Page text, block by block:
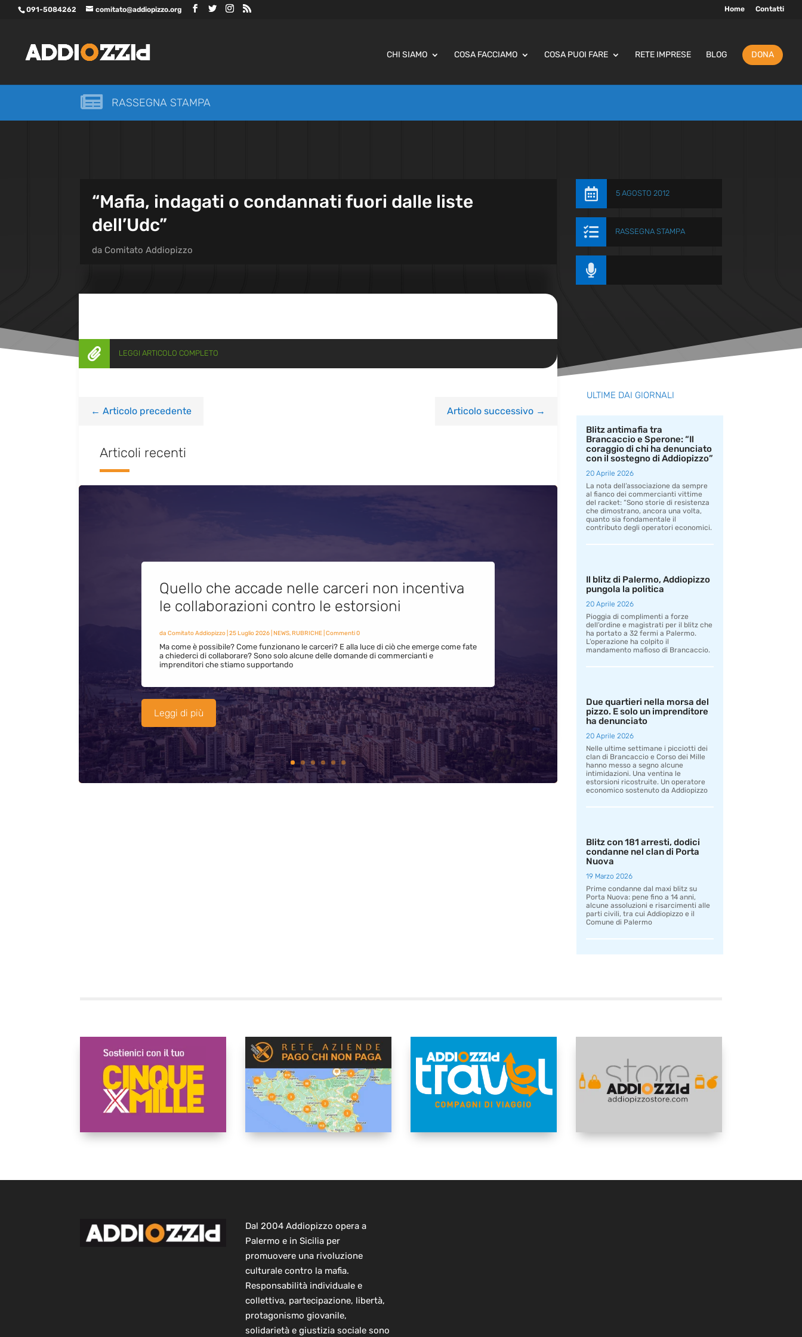
091-5084262 comitato@addiopizzo.org Home Contatti
CHI SIAMO COSA FACCIAMO COSA PUOI FARE RETE IMPRESE BLOG DONA
 RASSEGNA STAMPA
“Mafia, indagati o condannati fuori dalle liste
dell’Udc”
da Comitato Addiopizzo
 5 AGOSTO 2012
 RASSEGNA STAMPA

 LEGGI ARTICOLO COMPLETO
← Articolo precedente Articolo successivo→
Articoli recenti
Quello che accade nelle carceri non incentiva
le collaborazioni contro le estorsioni
da Comitato Addiopizzo| 25 Luglio 2026| NEWS,RUBRICHE| Commenti 0
Ma come è possibile? Come funzionano le carceri? E alla luce di ciò che emerge come fate
a chiederci di collaborare? Sono solo alcune delle domande di commercianti e
imprenditori che stiamo supportando
Leggi di più
ULTIME DAI GIORNALI
Blitz antimafia tra
Brancaccio e Sperone: “Il
coraggio di chi ha denunciato
con il sostegno di Addiopizzo”
20 Aprile 2026
La nota dell’associazione da sempre
al fianco dei commercianti vittime
del racket: “Sono storie di resistenza
che dimostrano, ancora una volta,
quanto sia fondamentale il
contributo degli operatori economici.
Il blitz di Palermo, Addiopizzo
pungola la politica
20 Aprile 2026
Pioggia di complimenti a forze
dell’ordine e magistrati per il blitz che
ha portato a 32 fermi a Palermo.
L’operazione ha colpito il
mandamento mafioso di Brancaccio.
Due quartieri nella morsa del
pizzo. E solo un imprenditore
ha denunciato
20 Aprile 2026
Nelle ultime settimane i picciotti dei
clan di Brancaccio e Corso dei Mille
hanno messo a segno alcune
intimidazioni. Una ventina le
estorsioni ricostruite. Un operatore
economico sostenuto da Addiopizzo
Blitz con 181 arresti, dodici
condanne nel clan di Porta
Nuova
19 Marzo 2026
Prime condanne dal maxi blitz su
Porta Nuova: pene fino a 14 anni,
alcune assoluzioni e risarcimenti alle
parti civili, tra cui Addiopizzo e il
Comune di Palermo
Dal 2004 Addiopizzo opera a
Palermo e in Sicilia per
promuovere una rivoluzione
culturale contro la mafia.
Responsabilità individuale e
collettiva, partecipazione, libertà,
protagonismo giovanile,
solidarietà e giustizia sociale sono